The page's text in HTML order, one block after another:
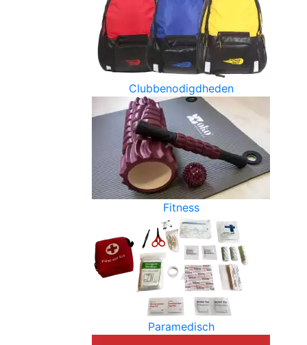
Clubbenodigdheden
Fitness
Paramedisch